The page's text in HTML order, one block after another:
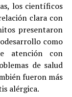
los científicos
clara con
presentaron
como
atención con
de salud
fueron más
alérgica.